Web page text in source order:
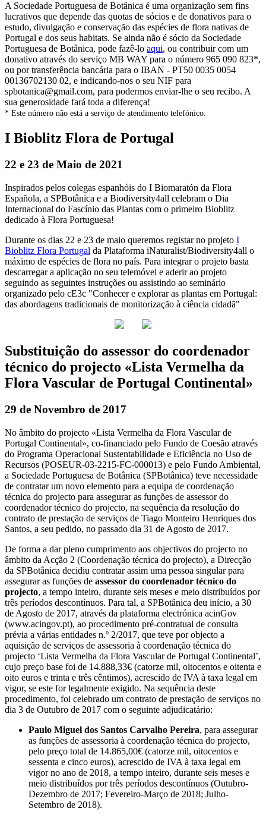
A Sociedade Portuguesa de Botânica é uma organização sem fins
lucrativos que depende das quotas de sócios e de donativos para o
estudo, divulgação e conservação das espécies de flora nativas de
Portugal e dos seus habitats. Se ainda não é sócio da Sociedade
Portuguesa de Botânica, pode fazê-lo aqui, ou contribuir com um
donativo através do serviço MB WAY para o número 965 090 823*,
ou por transferência bancária para o IBAN - PT50 0035 0054
00136702130 02, e indicando-nos o seu NIF para
spbotanica@gmail.com, para podermos enviar-lhe o seu recibo. A
sua generosidade fará toda a diferença!
* Este número não está a serviço de atendimento telefónico.
I Bioblitz Flora de Portugal
22 e 23 de Maio de 2021
Inspirados pelos colegas espanhóis do I Biomaratón da Flora
Española, a SPBotânica e a Biodiversity4all celebram o Dia
Internacional do Fascínio das Plantas com o primeiro Bioblitz
dedicado à Flora Portuguesa!
Durante os dias 22 e 23 de maio queremos registar no projeto I
Bioblitz Flora Portugal da Plataforma iNaturalist/Biodiversity4all o
máximo de espécies de flora no país. Para integrar o projeto basta
descarregar a aplicação no seu telemóvel e aderir ao projeto
seguindo as seguintes instruções ou assistindo ao seminário
organizado pelo cE3c "Conhecer e explorar as plantas em Portugal:
das abordagens tradicionais de monitorização à ciência cidadã"
Substituição do assessor do coordenador
técnico do projecto «Lista Vermelha da
Flora Vascular de Portugal Continental»
29 de Novembro de 2017
No âmbito do projecto «Lista Vermelha da Flora Vascular de
Portugal Continental», co-financiado pelo Fundo de Coesão através
do Programa Operacional Sustentabilidade e Eficiência no Uso de
Recursos (POSEUR-03-2215-FC-000013) e pelo Fundo Ambiental,
a Sociedade Portuguesa de Botânica (SPBotânica) teve necessidade
de contratar um novo elemento para a equipa de coordenação
técnica do projecto para assegurar as funções de assessor do
coordenador técnico do projecto, na sequência da resolução do
contrato de prestação de serviços de Tiago Monteiro Henriques dos
Santos, a seu pedido, no passado dia 31 de Agosto de 2017.
De forma a dar pleno cumprimento aos objectivos do projecto no
âmbito da Acção 2 (Coordenação técnica do projecto), a Direcção
da SPBotânica decidiu contratar assim uma pessoa singular para
assegurar as funções de assessor do coordenador técnico do
projecto, a tempo inteiro, durante seis meses e meio distribuídos por
três períodos descontínuos. Para tal, a SPBotânica deu início, a 30
de Agosto de 2017, através da plataforma electrónica acinGov
(www.acingov.pt), ao procedimento pré-contratual de consulta
prévia a várias entidades n.º 2/2017, que teve por objecto a
aquisição de serviços de assessoria à coordenação técnica do
projecto ‘Lista Vermelha da Flora Vascular de Portugal Continental’,
cujo preço base foi de 14.888,33€ (catorze mil, oitocentos e oitenta e
oito euros e trinta e três cêntimos), acrescido de IVA à taxa legal em
vigor, se este for legalmente exigido. Na sequência deste
procedimento, foi celebrado um contrato de prestação de serviços no
dia 3 de Outubro de 2017 com o seguinte adjudicatário:
Paulo Miguel dos Santos Carvalho Pereira, para assegurar
as funções de assessoria à coordenação técnica do projecto,
pelo preço total de 14.865,00€ (catorze mil, oitocentos e
sessenta e cinco euros), acrescido de IVA à taxa legal em
vigor no ano de 2018, a tempo inteiro, durante seis meses e
meio distribuídos por três períodos descontínuos (Outubro-
Dezembro de 2017; Fevereiro-Março de 2018; Julho-
Setembro de 2018).